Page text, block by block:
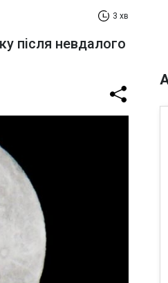
3 хв
після невдалого